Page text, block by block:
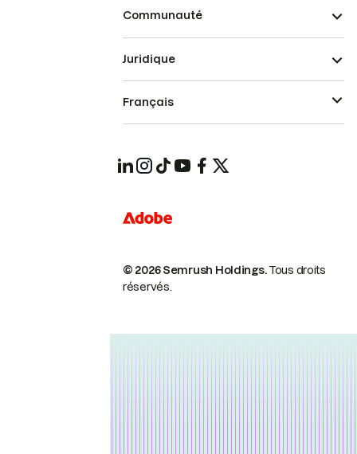
Communauté
© 2026 Semrush Holdings.Tous droits
réservés.
Juridique
Français